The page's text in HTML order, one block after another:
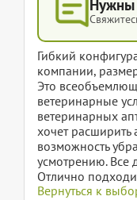
Нужны
Гибкий
компании,
Это
ветеринарные
ветеринарных
хочет расширить
возможность
усмотрению. Все
Отлично
Вернуться к